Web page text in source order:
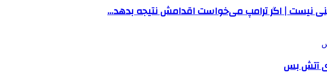
نیست | اگر ترامپ می‌خواست اقدامش نتیجه بدهد…
آتش بس